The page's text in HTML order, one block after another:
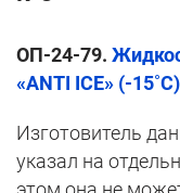
ОП-24-79.
«ANTI ICE» (-
Изготовитель
указал на